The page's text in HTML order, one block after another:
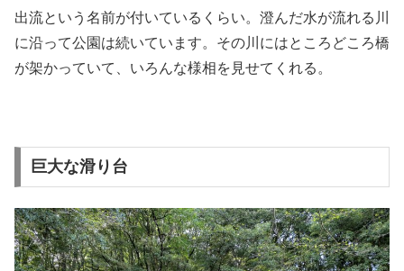
出流という名前が付いているくらい。澄んだ水が流れる川
に沿って公園は続いています。その川にはところどころ橋
が架かっていて、いろんな様相を見せてくれる。
巨大な滑り台